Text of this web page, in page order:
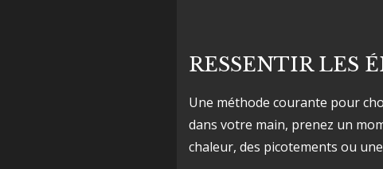
RESSENTIR LES
Une méthode courante pour
dans votre main, prenez un
chaleur, des picotements ou